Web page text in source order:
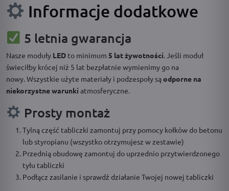
Informacje dodatkowe
5 letnia gwarancja
Nasze moduły LED to minimum 5 lat żywotności . Jeśli moduł
świeciłby krócej niż 5 lat bezpłatnie wymienimy go na
nowy. Wszystkie użyte materiały i podzespoły sąodporne na
niekorzystne warunki atmosferyczne.
Prosty montaż
Tylną część tabliczki zamontuj przy pomocy kołków do betonu
lub styropianu (wszystko otrzymujesz w zestawie)
Przednią obudowę zamontuj do uprzednio przytwierdzonego
tyłu tabliczki
Podłącz zasilanie i sprawdź działanie Twojej nowej tabliczki